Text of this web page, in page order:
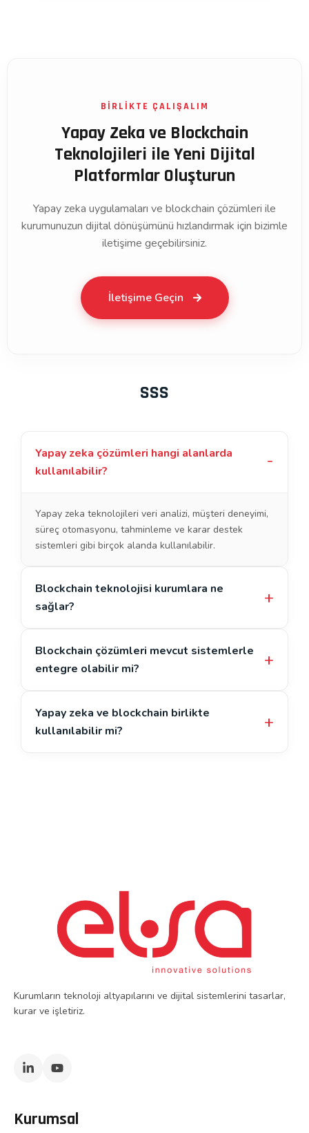
BİRLİKTE ÇALIŞALIM
Yapay Zeka ve Blockchain
Teknolojileri ile Yeni Dijital
Platformlar Oluşturun
Yapay zeka uygulamaları ve blockchain çözümleri ile
kurumunuzun dijital dönüşümünü hızlandırmak için bizimle
iletişime geçebilirsiniz.
İletişime Geçin
SSS
Yapay zeka çözümleri hangi alanlarda
kullanılabilir?
Yapay zeka teknolojileri veri analizi, müşteri deneyimi,
süreç otomasyonu, tahminleme ve karar destek
sistemleri gibi birçok alanda kullanılabilir.
Blockchain teknolojisi kurumlara ne
sağlar?
Blockchain çözümleri mevcut sistemlerle
entegre olabilir mi?
Yapay zeka ve blockchain birlikte
kullanılabilir mi?
Kurumların teknoloji altyapılarını ve dijital sistemlerini tasarlar,
kurar ve işletiriz.
Kurumsal